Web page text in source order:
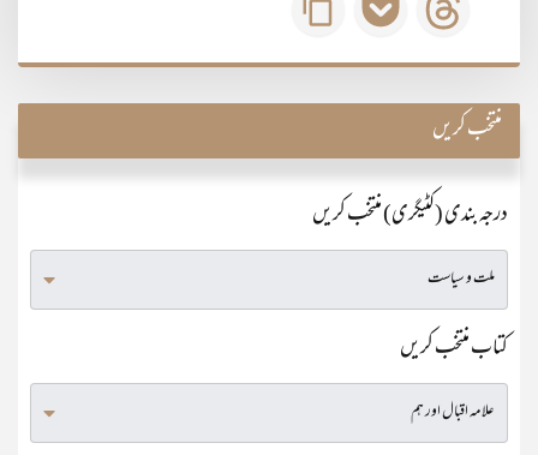
منتخب کریں
درجہ بندی (کٹیگری) منتخب کریں
کتاب منتخب کریں